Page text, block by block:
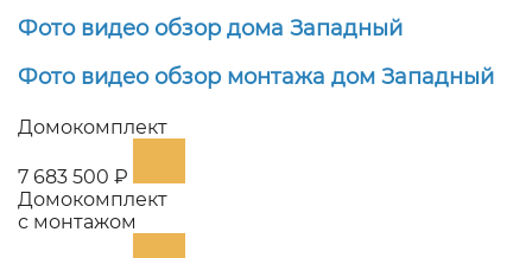
Фото видео обзор дома Западный
Фото видео обзор монтажа дом Западный
Домокомплект
7 683 500 ₽
Домокомплект
с монтажом